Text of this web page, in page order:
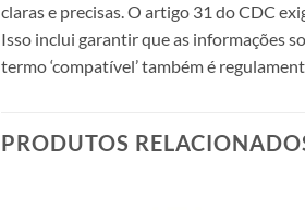
claras e precisas. O artigo 31 do CDC
Isso inclui garantir que as informações
termo ‘compatível’ também é
PRODUTOS